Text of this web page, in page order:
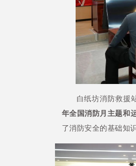
白纸坊消防救援
年全国消防月主题和
了消防安全的基础知